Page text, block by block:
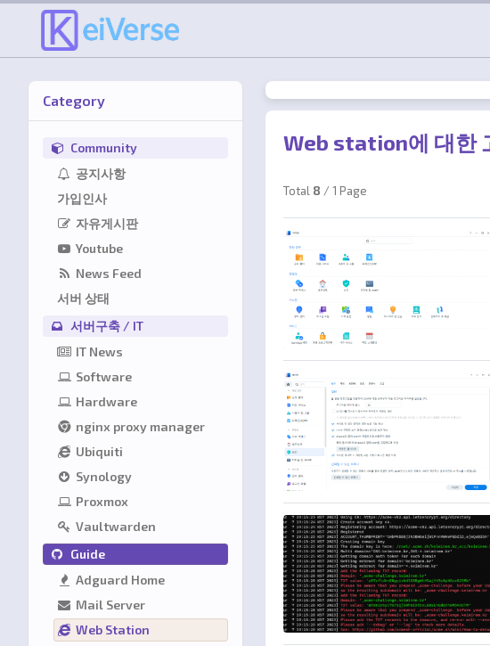
Category
Community
공지사항
가입인사
자유게시판
Youtube
News Feed
서버 상태
서버구축 / IT
IT News
Software
Hardware
nginx proxy manager
Ubiquiti
Synology
Proxmox
Vaultwarden
Guide
Adguard Home
Mail Server
Web Station
Web station에 대한
Total 8 / 1 Page